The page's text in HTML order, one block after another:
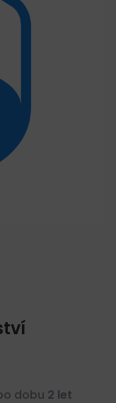
dobu 2 let